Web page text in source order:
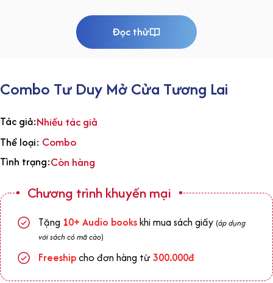
Đọc thử
Combo Tư Duy Mở Cửa Tương Lai
Tác giả:Nhiều tác giả
Thể loại: Combo
Tình trạng:Còn hàng
Chương trình khuyến mại
Tặng 10+ Audio bookskhi mua sách giấy (áp dụng
với sách có mã cào)
Freeshipcho đơn hàng từ300.000đ